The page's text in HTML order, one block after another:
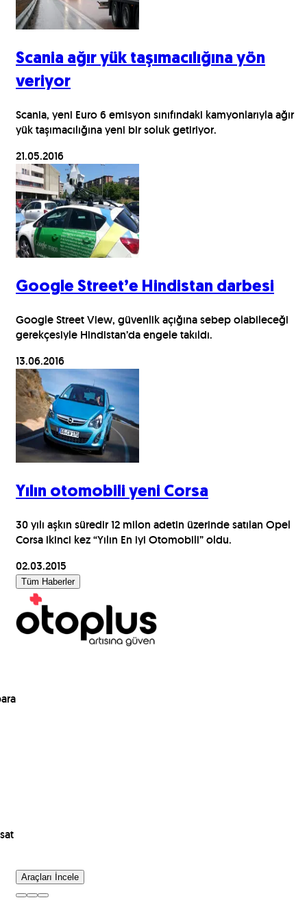
Scania ağır yük taşımacılığına yön
veriyor
Scania, yeni Euro 6 emisyon sınıfındaki kamyonlarıyla ağır
yük taşımacılığına yeni bir soluk getiriyor.
21.05.2016
Google Street’e Hindistan darbesi
Google Street View, güvenlik açığına sebep olabileceği
gerekçesiyle Hindistan’da engele takıldı.
13.06.2016
Yılın otomobili yeni Corsa
30 yılı aşkın süredir 12 milon adetin üzerinde satılan Opel
Corsa ikinci kez “Yılın En iyi Otomobili” oldu.
02.03.2015
Tüm Haberler
Araçları İncele